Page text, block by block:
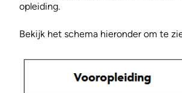
opleiding.
Bekijk het schema hieronder om te